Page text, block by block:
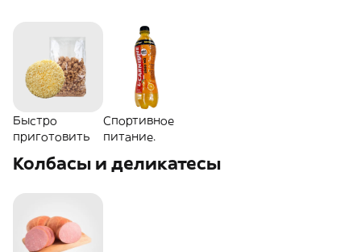
Быстро
приготовить
Спортивное
питание.
Колбасы и деликатесы